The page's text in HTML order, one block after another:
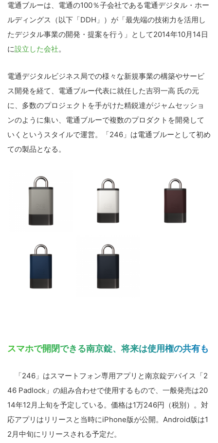
電通ブルーは、電通の100％子会社である電通デジタル・ホー
ルディングス（以下「DDH」）が「最先端の技術力を活用し
たデジタル事業の開発・提案を行う」として2014年10月14日
に設立した会社。
電通デジタルビジネス局での様々な新規事業の構築やサービ
ス開発を経て、電通ブルー代表に就任した吉羽一高 氏の元
に、多数のプロジェクトを手がけた精鋭達がジャムセッショ
ンのように集い、電通ブルーで複数のプロダクトを開発して
いくというスタイルで運営。「246」は電通ブルーとして初め
ての製品となる。
スマホで開閉できる南京錠、将来は使用権の共有も
「246」はスマートフォン専用アプリと南京錠デバイス「2
46 Padlock」の組み合わせで使用するもので、一般発売は20
14年12月上旬を予定している。価格は1万246円（税別）。対
応アプリはリリースと当時にiPhone版が公開。Android版は1
2月中旬にリリースされる予定だ。